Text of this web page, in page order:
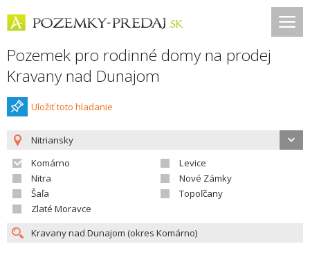
Pozemek pro rodinné domy na prodej
Kravany nad Dunajom
Uložiť toto hladanie
Nitriansky
Komárno
Levice
Nitra
Nové Zámky
Šaľa
Topoľčany
Zlaté Moravce